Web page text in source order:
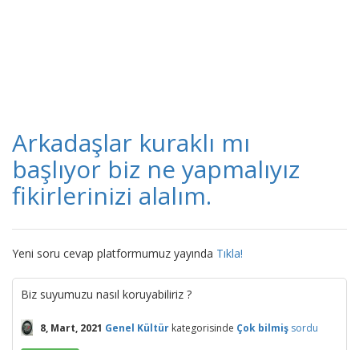
Arkadaşlar kuraklı mı
başlıyor biz ne yapmalıyız
fikirlerinizi alalım.
Yeni soru cevap platformumuz yayında Tıkla!
Biz suyumuzu nasıl koruyabiliriz ?
8, Mart, 2021 Genel Kültür kategorisinde Çok bilmiş sordu